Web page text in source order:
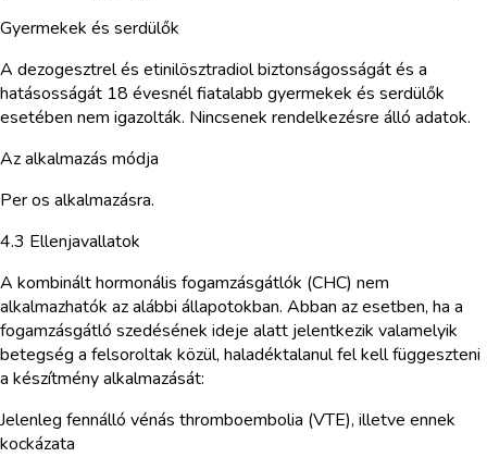
Gyermekek és serdülők
A dezogesztrel és etinilösztradiol biztonságosságát és a
hatásosságát 18 évesnél fiatalabb gyermekek és serdülők
esetében nem igazolták. Nincsenek rendelkezésre álló adatok.
Az alkalmazás módja
Per os alkalmazásra.
4.3 Ellenjavallatok
A kombinált hormonális fogamzásgátlók (CHC) nem
alkalmazhatók az alábbi állapotokban. Abban az esetben, ha a
fogamzásgátló szedésének ideje alatt jelentkezik valamelyik
betegség a felsoroltak közül, haladéktalanul fel kell függeszteni
a készítmény alkalmazását:
Jelenleg fennálló vénás thromboembolia (VTE), illetve ennek
kockázata